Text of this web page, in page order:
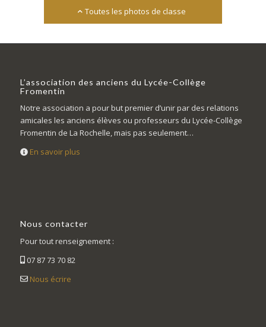
Toutes les photos de classe
L’association des anciens du Lycée-Collège
Fromentin
Notre association a pour but premier d’unir par des relations
amicales les anciens élèves ou professeurs du Lycée-Collège
Fromentin de La Rochelle, mais pas seulement…
En savoir plus
Nous contacter
Pour tout renseignement :
07 87 73 70 82
Nous écrire